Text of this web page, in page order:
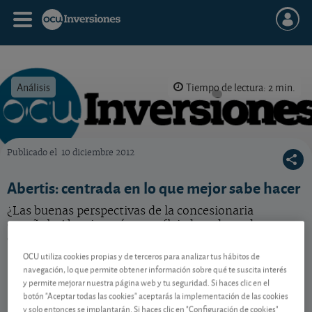
Análisis Tiempo de lectura: 2 min.
Publicado el 10 diciembre 2012
Abertis: centrada en lo que mejor sabe hacer
¿Las buenas perspectivas de la concesionaria
española Abertis están ya reflejadas adecuadamente
Contenido reservado a SOCIOS
OCU utiliza cookies propias y de terceros para analizar tus hábitos de
navegación, lo que permite obtener información sobre qué te suscita interés
y permite mejorar nuestra página web y tu seguridad. Si haces clic en el
botón "Aceptar todas las cookies" aceptarás la implementación de las cookies
y solo entonces se implantarán. Si haces clic en "Configuración de cookies"